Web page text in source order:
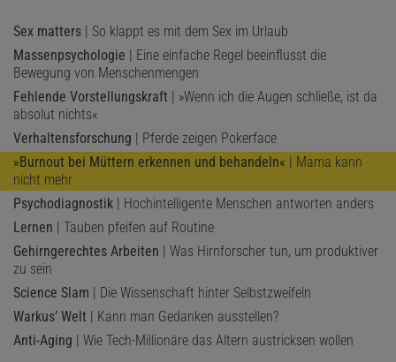
Sex matters | So klappt es mit dem Sex im Urlaub
Massenpsychologie | Eine einfache Regel beeinflusst die
Bewegung von Menschenmengen
Fehlende Vorstellungskraft | »Wenn ich die Augen schließe, ist da
absolut nichts«
Verhaltensforschung | Pferde zeigen Pokerface
»Burnout bei Müttern erkennen und behandeln« | Mama kann
nicht mehr
Psychodiagnostik | Hochintelligente Menschen antworten anders
Lernen | Tauben pfeifen auf Routine
Gehirngerechtes Arbeiten | Was Hirnforscher tun, um produktiver
zu sein
Science Slam | Die Wissenschaft hinter Selbstzweifeln
Warkus’ Welt | Kann man Gedanken ausstellen?
Anti-Aging | Wie Tech-Millionäre das Altern austricksen wollen